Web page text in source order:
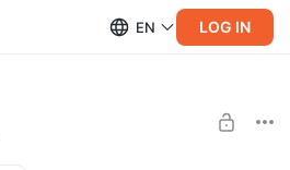
EN LOG IN